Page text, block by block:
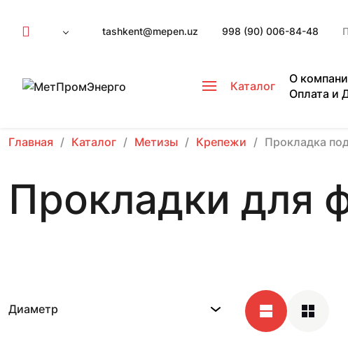
tashkent@mepen.uz 998 (90) 006-84-48
Каталог
О
Оплата и
Главная Каталог Метизы Крепежи Прокладка
Прокладки для
Диаметр